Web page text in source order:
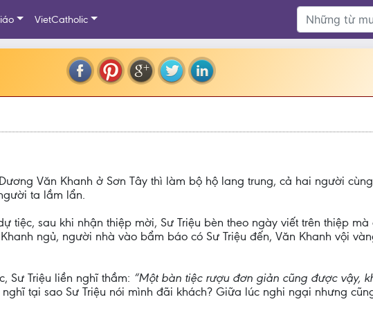
VietCatholic
Văn Khanh ở Sơn Tây thì làm bộ hộ lang trung, cả hai người
ta lầm lẩn.
tiệc, sau khi nhận thiệp mời, Sư Triệu bèn theo ngày viết trên thiệp
ngủ, người nhà vào bẩm báo có Sư Triệu đến, Văn Khanh vội
Sư Triệu liền nghĩ thầm: “Một bàn tiệc rượu đơn giản cũng được vậy,
tại sao Sư Triệu nói mình đãi khách? Giữa lúc nghi ngại nhưng